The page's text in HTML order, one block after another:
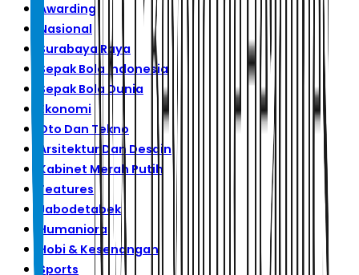
Awarding
Nasional
Surabaya Raya
Sepak Bola Indonesia
Sepak Bola Dunia
Ekonomi
Oto Dan Tekno
Arsitektur Dan Desain
Kabinet Merah Putih
Features
Jabodetabek
Humaniora
Hobi & Kesenangan
Sports